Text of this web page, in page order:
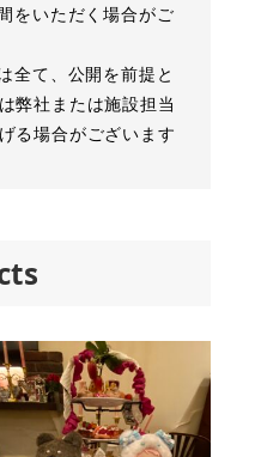
をいただく場合がご
全て、公開を前提と
弊社または施設担当
る場合がございます